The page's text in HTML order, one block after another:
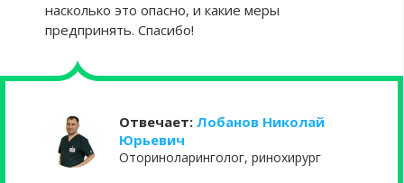
насколько это опасно, и какие меры
предпринять. Спасибо!
Отвечает: Лобанов Николай
Юрьевич
Оториноларинголог, ринохирург